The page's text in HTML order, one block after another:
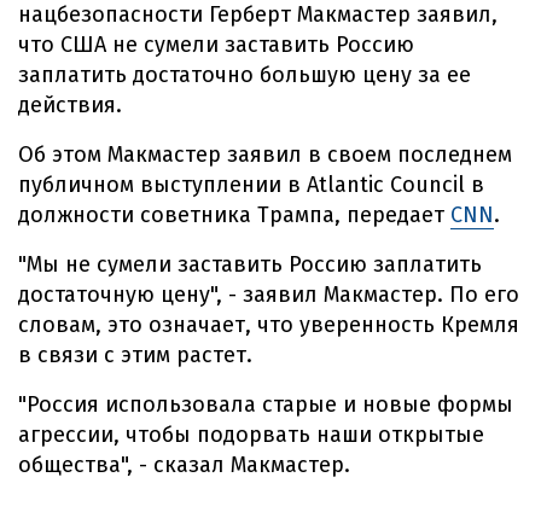
нацбезопасности Герберт Макмастер заявил,
что США не сумели заставить Россию
заплатить достаточно большую цену за ее
действия.
Об этом Макмастер заявил в своем последнем
публичном выступлении в Atlantic Council в
должности советника Трампа, передает CNN.
"Мы не сумели заставить Россию заплатить
достаточную цену", - заявил Макмастер. По его
словам, это означает, что уверенность Кремля
в связи с этим растет.
"Россия использовала старые и новые формы
агрессии, чтобы подорвать наши открытые
общества", - сказал Макмастер.